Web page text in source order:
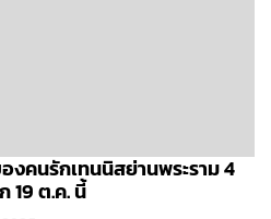
คนรักเทนนิสย่านพระราม 4
19 ต.ค. นี้